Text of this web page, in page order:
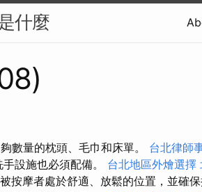
什麼
數量的枕頭、毛巾和床單。 台北律師
設施也必須配備。 台北地區外燴選擇
按摩者處於舒適、放鬆的位置，並確